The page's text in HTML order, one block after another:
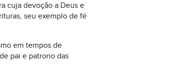
cuja devoção a Deus e
seu exemplo de fé
em tempos de
pai e patrono das